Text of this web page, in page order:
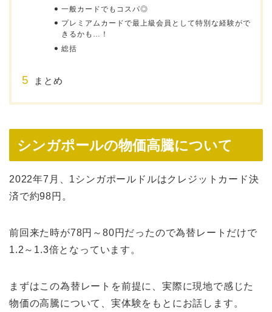
一般カードでもコスパ◎
プレミアムカードで最上級会員として特別な経験がで
きるかも…！
総括
まとめ
シンガポールの物価高騰について
2022年7月、1シンガポールドルはクレジットカード決
済で約98円。
前回来た時が78円～80円だったので為替レートだけで
1.2～1.3倍となっています。
まずはこの為替レートを前提に、実際に現地で感じた
物価の高騰について、実体験をもとにお話します。